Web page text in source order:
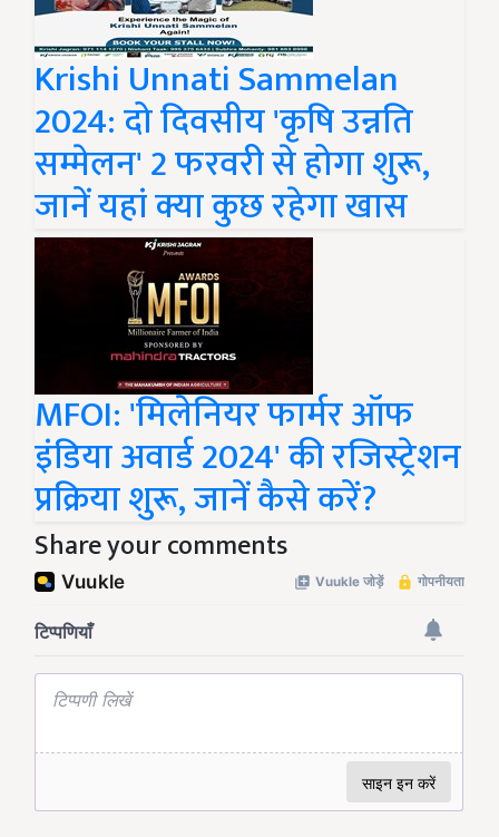
Krishi Unnati Sammelan
2024: दो दिवसीय 'कृषि उन्नति
सम्मेलन' 2 फरवरी से होगा शुरू,
जानें यहां क्या कुछ रहेगा खास
MFOI: 'मिलेनियर फार्मर ऑफ
इंडिया अवार्ड 2024' की रजिस्ट्रेशन
प्रक्रिया शुरू, जानें कैसे करें?
Share your comments